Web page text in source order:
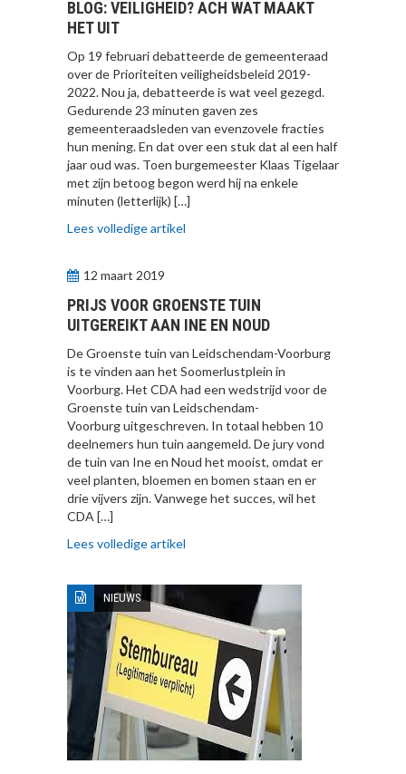
BLOG: VEILIGHEID? ACH WAT MAAKT
HET UIT
Op 19 februari debatteerde de gemeenteraad
over de Prioriteiten veiligheidsbeleid 2019-
2022. Nou ja, debatteerde is wat veel gezegd.
Gedurende 23 minuten gaven zes
gemeenteraadsleden van evenzovele fracties
hun mening. En dat over een stuk dat al een half
jaar oud was. Toen burgemeester Klaas Tigelaar
met zijn betoog begon werd hij na enkele
minuten (letterlijk) […]
Lees volledige artikel
12 maart 2019
PRIJS VOOR GROENSTE TUIN
UITGEREIKT AAN INE EN NOUD
De Groenste tuin van Leidschendam-Voorburg
is te vinden aan het Soomerlustplein in
Voorburg. Het CDA had een wedstrijd voor de
Groenste tuin van Leidschendam-
Voorburg uitgeschreven. In totaal hebben 10
deelnemers hun tuin aangemeld. De jury vond
de tuin van Ine en Noud het mooist, omdat er
veel planten, bloemen en bomen staan en er
drie vijvers zijn. Vanwege het succes, wil het
CDA […]
Lees volledige artikel
NIEUWS